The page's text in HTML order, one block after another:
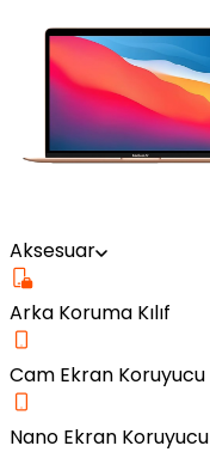
Aksesuar
Arka Koruma Kılıf
Cam Ekran Koruyucu
Nano Ekran Koruyucu